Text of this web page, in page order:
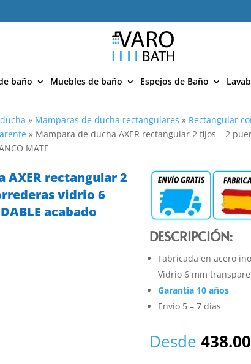
baño Muebles de baño Espejos de Baño
» Mamparas de ducha rectangulares » Rectangular
» Mampara de ducha AXER rectangular 2 fijos – 2
MATE
AXER rectangular 2
vidrio 6
acabado
DESCRIPCIÓN:
Fabricada en acero
Vidrio 6 mm
Garantía 10 años
Envío 5 – 7 días
Desde438.00